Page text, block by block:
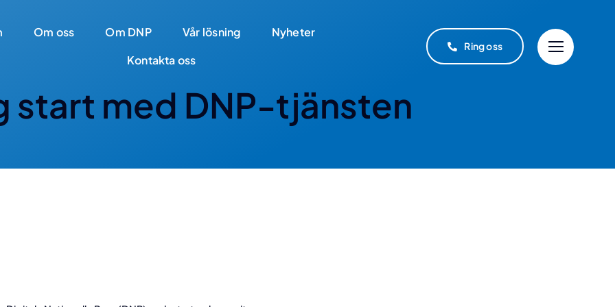
Om oss Om DNP Vår lösning
Nyheter
Kontakta oss
Ring oss
start med DNP-tjänsten